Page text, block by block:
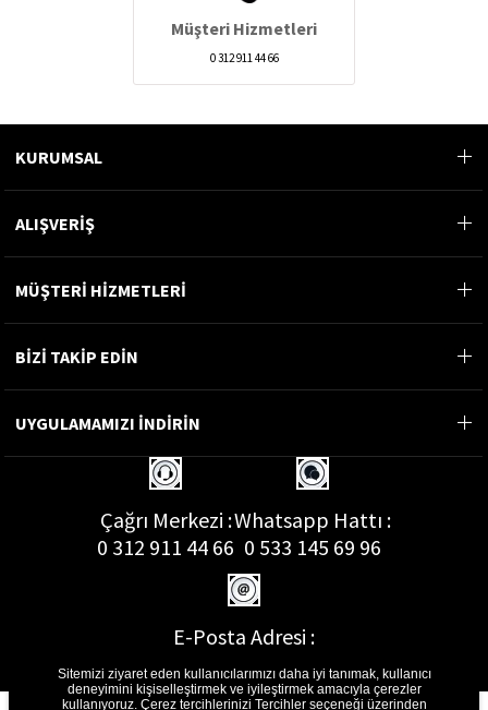
Müşteri Hizmetleri
0 312 911 44 66
KURUMSAL
ALIŞVERİŞ
MÜŞTERİ HİZMETLERİ
BİZİ TAKİP EDİN
UYGULAMAMIZI İNDİRİN
Çağrı Merkezi :
0 312 911 44 66
Whatsapp Hattı :
0 533 145 69 96
E-Posta Adresi :
musterihizmetleri@gon.com.tr
Sitemizi ziyaret eden kullanıcılarımızı daha iyi tanımak, kullanıcı
deneyimini kişiselleştirmek ve iyileştirmek amacıyla çerezler
kullanıyoruz. Çerez tercihlerinizi Tercihler seçeneği üzerinden